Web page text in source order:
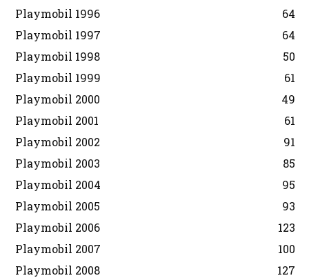
Playmobil 1996
64
Playmobil 1997
64
Playmobil 1998
50
Playmobil 1999
61
Playmobil 2000
49
Playmobil 2001
61
Playmobil 2002
91
Playmobil 2003
85
Playmobil 2004
95
Playmobil 2005
93
Playmobil 2006
123
Playmobil 2007
100
Playmobil 2008
127